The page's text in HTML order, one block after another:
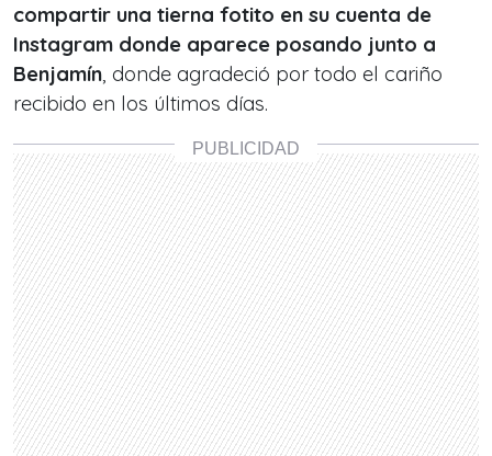
compartir una tierna fotito en su cuenta de
Instagram donde aparece posando junto a
Benjamín, donde agradeció por todo el cariño
recibido en los últimos días.